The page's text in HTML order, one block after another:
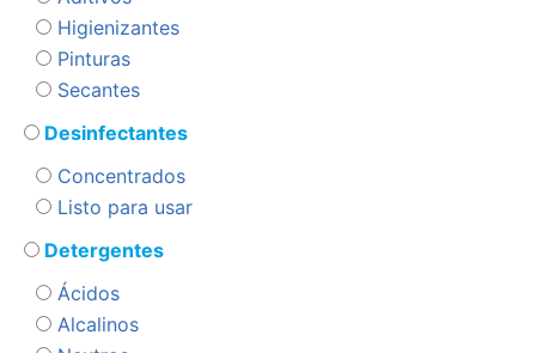
Higienizantes
Pinturas
Secantes
Desinfectantes
Concentrados
Listo para usar
Detergentes
Ácidos
Alcalinos